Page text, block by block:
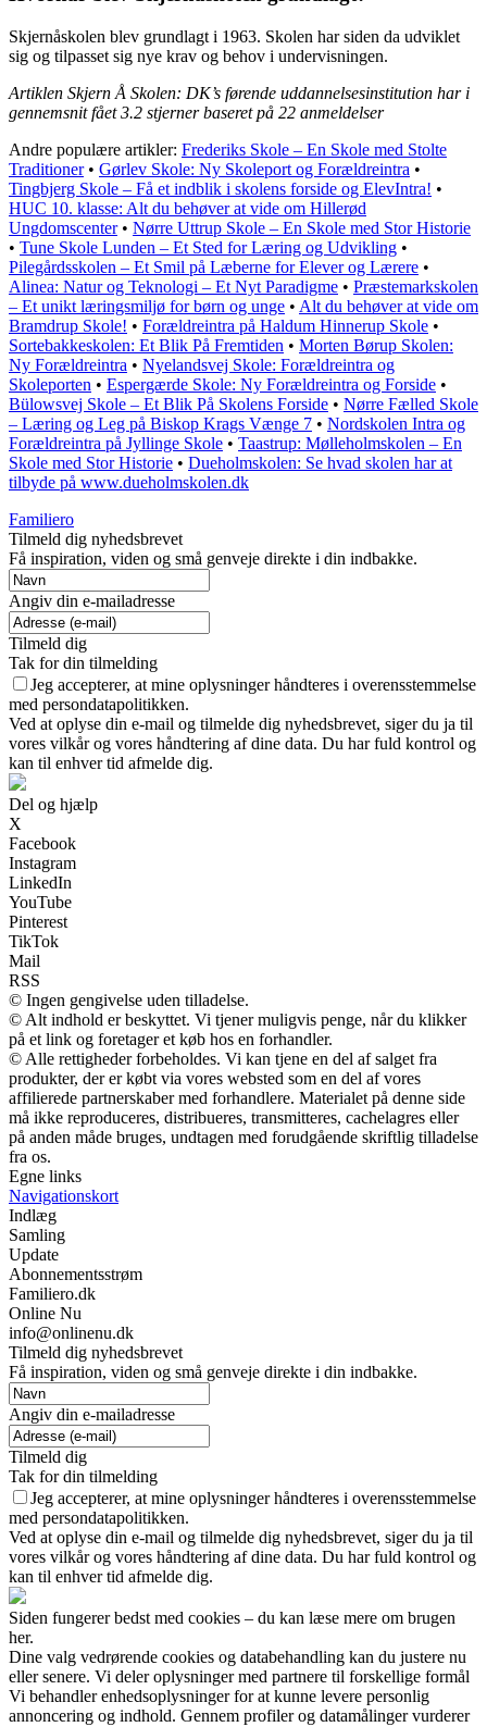
Skjernåskolen blev grundlagt i 1963. Skolen har siden da udviklet
sig og tilpasset sig nye krav og behov i undervisningen.
Artiklen Skjern Å Skolen: DK’s førende uddannelsesinstitution har i
gennemsnit fået3.2 stjerner baseret på 22 anmeldelser
Andre populære artikler: Frederiks Skole – En Skole med Stolte
Traditioner• Gørlev Skole: Ny Skoleport og Forældreintra •
Tingbjerg Skole – Få et indblik i skolens forside og ElevIntra! •
HUC 10. klasse: Alt du behøver at vide om Hillerød
Ungdomscenter• Nørre Uttrup Skole – En Skole med Stor Historie
• Tune Skole Lunden – Et Sted for Læring og Udvikling •
Pilegårdsskolen – Et Smil på Læberne for Elever og Lærere •
Alinea: Natur og Teknologi – Et Nyt Paradigme • Præstemarkskolen
– Et unikt læringsmiljø for børn og unge • Alt du behøver at vide om
Bramdrup Skole! • Forældreintra på Haldum Hinnerup Skole •
Sortebakkeskolen: Et Blik På Fremtiden • Morten Børup Skolen:
Ny Forældreintra • Nyelandsvej Skole: Forældreintra og
Skoleporten • Espergærde Skole: Ny Forældreintra og Forside •
Bülowsvej Skole – Et Blik På Skolens Forside • Nørre Fælled Skole
– Læring og Leg på Biskop Krags Vænge 7 • Nordskolen Intra og
Forældreintra på Jyllinge Skole • Taastrup: Mølleholmskolen – En
Skole med Stor Historie • Dueholmskolen: Se hvad skolen har at
tilbyde på www.dueholmskolen.dk
Familiero
Tilmeld dig nyhedsbrevet
Få inspiration, viden og små genveje direkte i din indbakke.
Angiv din e-mailadresse
Tilmeld dig
Tak for din tilmelding
Jeg accepterer, at mine oplysninger håndteres i overensstemmelse
med persondatapolitikken.
Ved at oplyse din e-mail og tilmelde dig nyhedsbrevet, siger du ja til
vores vilkår og vores håndtering af dine data. Du har fuld kontrol og
kan til enhver tid afmelde dig.
Del og hjælp
X
Facebook
Instagram
LinkedIn
YouTube
Pinterest
TikTok
Mail
RSS
© Ingen gengivelse uden tilladelse.
© Alt indhold er beskyttet. Vi tjener muligvis penge, når du klikker
på et link og foretager et køb hos en forhandler.
© Alle rettigheder forbeholdes. Vi kan tjene en del af salget fra
produkter, der er købt via vores websted som en del af vores
affilierede partnerskaber med forhandlere. Materialet på denne side
må ikke reproduceres, distribueres, transmitteres, cachelagres eller
på anden måde bruges, undtagen med forudgående skriftlig tilladelse
fra os.
Egne links
Navigationskort
Indlæg
Samling
Update
Abonnementsstrøm
Familiero.dk
Online Nu
info@onlinenu.dk
Tilmeld dig nyhedsbrevet
Få inspiration, viden og små genveje direkte i din indbakke.
Angiv din e-mailadresse
Tilmeld dig
Tak for din tilmelding
Jeg accepterer, at mine oplysninger håndteres i overensstemmelse
med persondatapolitikken.
Ved at oplyse din e-mail og tilmelde dig nyhedsbrevet, siger du ja til
vores vilkår og vores håndtering af dine data. Du har fuld kontrol og
kan til enhver tid afmelde dig.
Siden fungerer bedst med cookies – du kan læse mere om brugen
her.
Dine valg vedrørende cookies og databehandling kan du justere nu
eller senere. Vi deler oplysninger med partnere til forskellige formål
Vi behandler enhedsoplysninger for at kunne levere personlig
annoncering og indhold. Gennem profiler og datamålinger vurderer